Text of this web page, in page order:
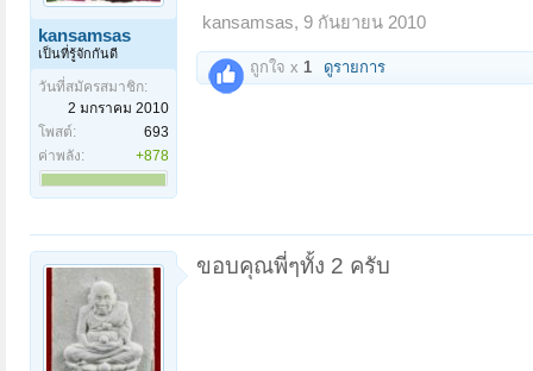
kansamsas
เป็นที่รู้จักกันดี
วันที่สมัครสมาชิก:
2 มกราคม 2010
โพสต์:
693
ค่าพลัง:
+878
kansamsas, 9 กันยายน 2010
ถูกใจ x 1 ดูรายการ
ขอบคุณพี่ๆทั้ง 2 ครับ